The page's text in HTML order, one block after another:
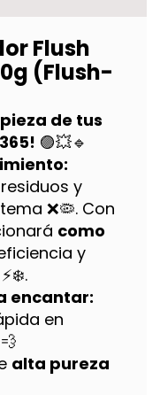
Flush
(Flush-
de tus
🟣💥🔹
y
❌🦠. Con
como
y
encantar:
en
alta pureza